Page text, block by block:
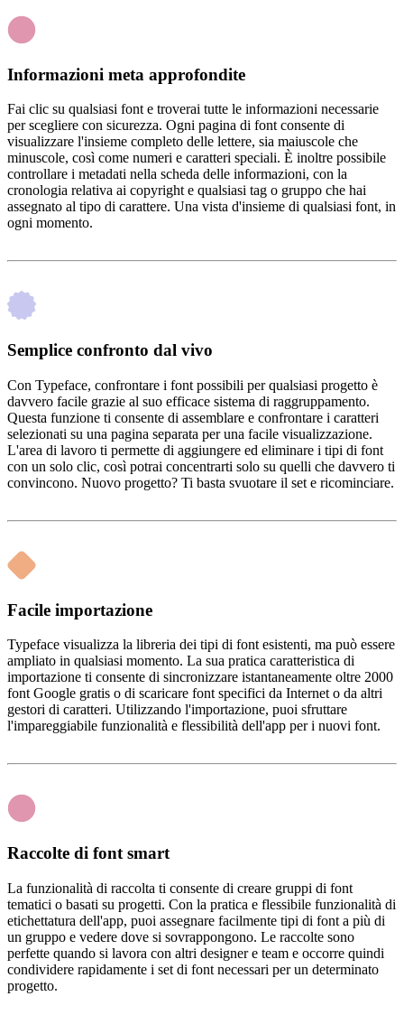
Informazioni meta approfondite
Fai clic su qualsiasi font e troverai tutte le informazioni necessarie
per scegliere con sicurezza. Ogni pagina di font consente di
visualizzare l'insieme completo delle lettere, sia maiuscole che
minuscole, così come numeri e caratteri speciali. È inoltre possibile
controllare i metadati nella scheda delle informazioni, con la
cronologia relativa ai copyright e qualsiasi tag o gruppo che hai
assegnato al tipo di carattere. Una vista d'insieme di qualsiasi font, in
ogni momento.
Semplice confronto dal vivo
Con Typeface, confrontare i font possibili per qualsiasi progetto è
davvero facile grazie al suo efficace sistema di raggruppamento.
Questa funzione ti consente di assemblare e confrontare i caratteri
selezionati su una pagina separata per una facile visualizzazione.
L'area di lavoro ti permette di aggiungere ed eliminare i tipi di font
con un solo clic, così potrai concentrarti solo su quelli che davvero ti
convincono. Nuovo progetto? Ti basta svuotare il set e ricominciare.
Facile importazione
Typeface visualizza la libreria dei tipi di font esistenti, ma può essere
ampliato in qualsiasi momento. La sua pratica caratteristica di
importazione ti consente di sincronizzare istantaneamente oltre 2000
font Google gratis o di scaricare font specifici da Internet o da altri
gestori di caratteri. Utilizzando l'importazione, puoi sfruttare
l'impareggiabile funzionalità e flessibilità dell'app per i nuovi font.
Raccolte di font smart
La funzionalità di raccolta ti consente di creare gruppi di font
tematici o basati su progetti. Con la pratica e flessibile funzionalità di
etichettatura dell'app, puoi assegnare facilmente tipi di font a più di
un gruppo e vedere dove si sovrappongono. Le raccolte sono
perfette quando si lavora con altri designer e team e occorre quindi
condividere rapidamente i set di font necessari per un determinato
progetto.